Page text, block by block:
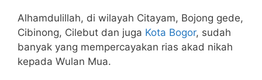
Alhamdulillah, di wilayah Citayam, Bojong gede,
Cibinong, Cilebut dan juga Kota Bogor, sudah
banyak yang mempercayakan rias akad nikah
kepada Wulan Mua.